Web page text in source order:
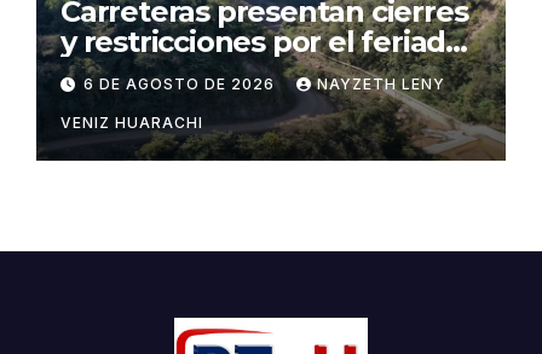
Carreteras presentan cierres
y restricciones por el feriado
patrio
6 DE AGOSTO DE 2026 NAYZETH LENY
VENIZ HUARACHI